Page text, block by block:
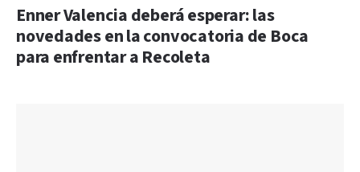
Enner Valencia deberá esperar: las
novedades en la convocatoria de Boca
para enfrentar a Recoleta